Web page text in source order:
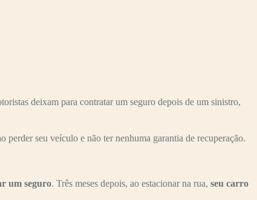
deixam para contratar um seguro depois de um sinistro,
seu veículo e não ter nenhuma garantia de recuperação.
um seguro. Três meses depois, ao estacionar na rua, seu carro